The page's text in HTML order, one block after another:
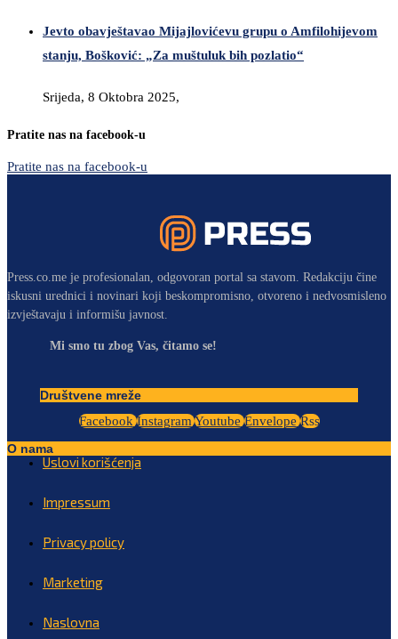
Jevto obavještavao Mijajlovićevu grupu o Amfilohijevom
stanju, Bošković: „Za muštuluk bih pozlatio“
Srijeda, 8 Oktobra 2025,
Pratite nas na facebook-u
Pratite nas na facebook-u
Press.co.me je profesionalan, odgovoran portal sa stavom. Redakciju čine
iskusni urednici i novinari koji beskompromisno, otvoreno i nedvosmisleno
izvještavaju i informišu javnost.
Mi smo tu zbog Vas, čitamo se!
Društvene mreže
Facebook Instagram Youtube Envelope Rss
O nama
Uslovi korišćenja
Impressum
Privacy policy
Marketing
Naslovna